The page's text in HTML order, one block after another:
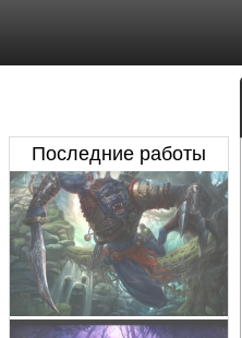
Последние работы